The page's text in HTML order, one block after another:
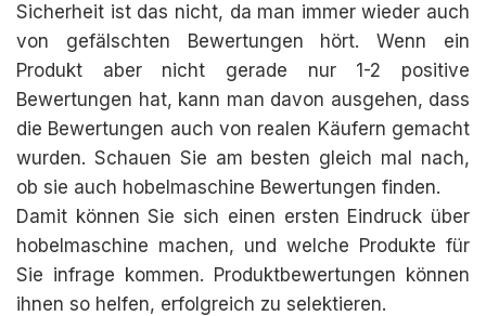
Sicherheit ist das nicht, da man immer wieder auch
von gefälschten Bewertungen hört. Wenn ein
Produkt aber nicht gerade nur 1-2 positive
Bewertungen hat, kann man davon ausgehen, dass
die Bewertungen auch von realen Käufern gemacht
wurden. Schauen Sie am besten gleich mal nach,
ob sie auch hobelmaschine Bewertungen finden.
Damit können Sie sich einen ersten Eindruck über
hobelmaschine machen, und welche Produkte für
Sie infrage kommen. Produktbewertungen können
ihnen so helfen, erfolgreich zu selektieren.